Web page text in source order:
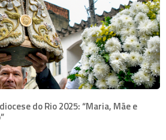
do Rio 2025: “Maria, Mãe e